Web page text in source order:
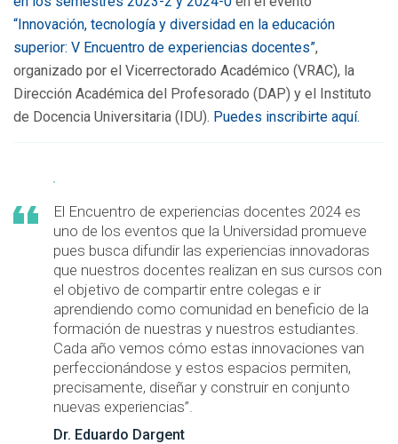
“Innovación, tecnología y diversidad en la educación
superior: V Encuentro de experiencias docentes”,
organizado por el Vicerrectorado Académico (VRAC), la
Dirección Académica del Profesorado (DAP) y el Instituto
de Docencia Universitaria (IDU). Puedes inscribirte aquí.
El Encuentro de experiencias docentes 2024 es
uno de los eventos que la Universidad promueve
pues busca difundir las experiencias innovadoras
que nuestros docentes realizan en sus cursos con
el objetivo de compartir entre colegas e ir
aprendiendo como comunidad en beneficio de la
formación de nuestras y nuestros estudiantes.
Cada año vemos cómo estas innovaciones van
perfeccionándose y estos espacios permiten,
precisamente, diseñar y construir en conjunto
nuevas experiencias”.
Dr. Eduardo Dargent